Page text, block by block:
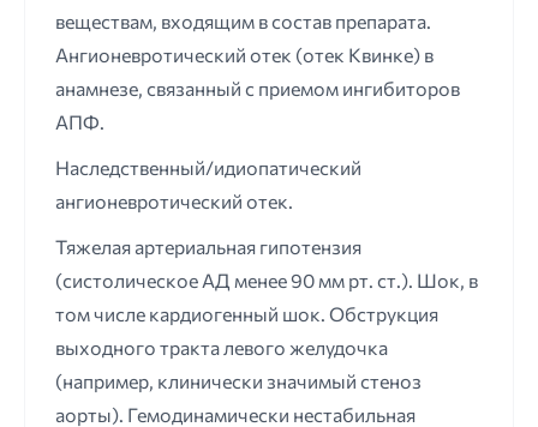
веществам, входящим в состав препарата.
Ангионевротический отек (отек Квинке) в
анамнезе, связанный с приемом ингибиторов
АПФ.
Наследственный/идиопатический
ангионевротический отек.
Тяжелая артериальная гипотензия
(систолическое АД менее 90 мм рт. ст.). Шок, в
том числе кардиогенный шок. Обструкция
выходного тракта левого желудочка
(например, клинически значимый стеноз
аорты). Гемодинамически нестабильная